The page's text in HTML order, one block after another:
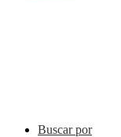
Buscar por